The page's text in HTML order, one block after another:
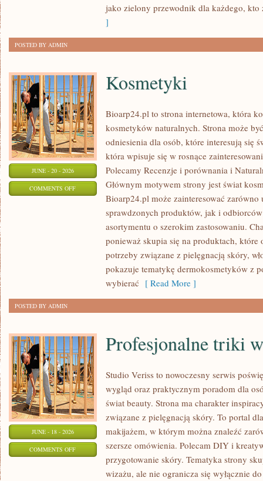
jako zielony przewodnik dla każdego, kto
]
POSTED BY ADMIN
JUNE - 20 - 2026
COMMENTS OFFON
KOSMETYKI
Kosmetyki
Bioarp24.pl to strona internetowa, która
kosmetyków naturalnych. Strona może
odniesienia dla osób, które interesują się
która wpisuje się w rosnące
Polecamy Recenzje i porównania i
Głównym motywem strony jest świat
Bioarp24.pl może zainteresować
sprawdzonych produktów, jak i
asortymentu o szerokim zastosowaniu.
ponieważ skupia się na produktach, które
potrzeby związane z pielęgnacją skóry,
pokazuje tematykę dermokosmetyków z
wybierać [ Read More ]
POSTED BY ADMIN
JUNE - 18 - 2026
COMMENTS OFFON
PROFESJONALNE
Profesjonalne triki
Studio Veriss to nowoczesny serwis
wygląd oraz praktycznym poradom dla
świat beauty. Strona ma charakter
związane z pielęgnacją skóry. To portal
makijażem, w którym można znaleźć
szersze omówienia. Polecam DIY i
przygotowanie skóry. Tematyka strony
wizażu, ale nie ogranicza się wyłącznie